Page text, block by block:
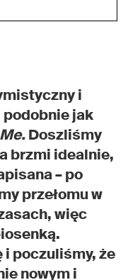
i
jak
Doszliśmy
brzmi idealnie,
– po
przełomu w
więc
poczuliśmy, że
nowym i